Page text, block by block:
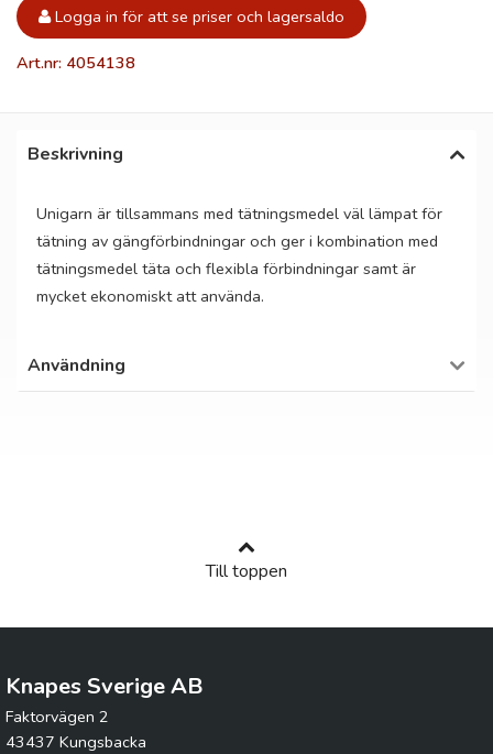
Logga in för att se priser och lagersaldo
Art.nr: 4054138
Beskrivning
Unigarn är tillsammans med tätningsmedel väl lämpat för
tätning av gängförbindningar och ger i kombination med
tätningsmedel täta och flexibla förbindningar samt är
mycket ekonomiskt att använda.
Användning
Till toppen
Knapes Sverige AB
Faktorvägen 2
43437 Kungsbacka